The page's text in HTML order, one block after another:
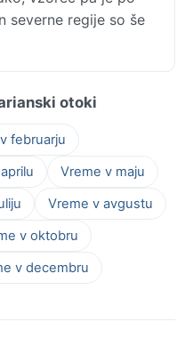
severne regije so še
otoki
februarju
Vreme v maju
Vreme v avgustu
v oktobru
v decembru